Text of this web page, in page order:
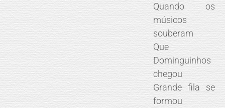
Quando os
músicos
souberam
Que
Dominguinhos
chegou
Grande fila se
formou